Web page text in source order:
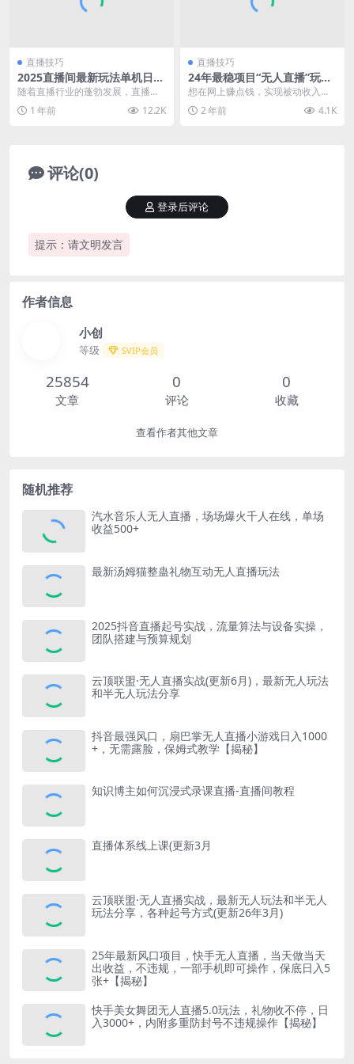
直播技巧
2025直播间最新玩法单机日入
1000+ 全自动运行 可矩阵操作
随着直播行业的蓬勃发展，直播间
互动数据（点赞、关注、评论）已
成为衡量主播人气和商...
1 年前 12.2K
直播技巧
24年最稳项目“无人直播”玩
法，每月躺赚6000+，有手就
会，新手福音
想在网上赚点钱，实现被动收入，
有什么投资小但能赚到钱的好方法
呢？抖音无人直播是个...
2 年前 4.1K
评论(0)
提示：请文明发言
登录后评论
作者信息
小创
等级 SVIP会员
25854
文章
0
评论
0
收藏
查看作者其他文章
随机推荐
汽水音乐人无人直播，场场爆火千人在线，单场
收益500+
最新汤姆猫整蛊礼物互动无人直播玩法
2025抖音直播起号实战，流量算法与设备实操，
团队搭建与预算规划
云顶联盟·无人直播实战(更新6月)，最新无人玩法
和半无人玩法分享
抖音最强风口，扇巴掌无人直播小游戏日入1000
+，无需露脸，保姆式教学【揭秘】
知识博主如何沉浸式录课直播-直播间教程
直播体系线上课(更新3月
云顶联盟·无人直播实战，最新无人玩法和半无人
玩法分享，各种起号方式(更新26年3月)
25年最新风口项目，快手无人直播，当天做当天
出收益，不违规，一部手机即可操作，保底日入5
张+【揭秘】
快手美女舞团无人直播5.0玩法，礼物收不停，日
入3000+，内附多重防封号不违规操作【揭秘】